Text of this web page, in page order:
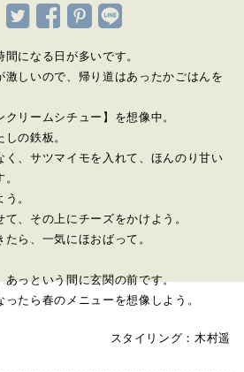
になる日が多いです。
激しいので、帰り道はあったかごはんを
リームシチュー】を想像中。
の鉄板。
く、サツマイモを入れて、ほんのり甘い
。
、その上にチーズをかけよう。
ら、一気にほおばって。
あっという間に玄関の前です。
たら春のメニューを想像しよう。
スタイリング：木村遥